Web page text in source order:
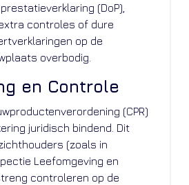
(DoP),
controles of dure
op de
overbodig.
en Controle
(CPR)
juridisch bindend. Dit
(zoals in
Leefomgeving en
controleren op de